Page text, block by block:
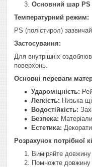
Основний шар PS
Температурний режим:
PS (полістирол)
Застосування:
Для внутрішніх
поверхонь.
Основні переваги
Удароміцність:
Легкість: Низька
Водостійкість:
Безпека:
Естетика:
Розрахунок потрібної
Виміряйте
Помножте довжину